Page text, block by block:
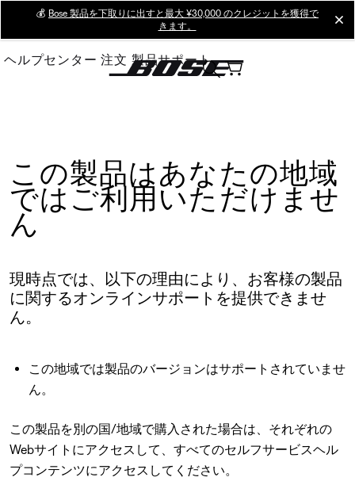
Main
💰 Bose 製品を下取りに出すと最大 ¥30,000 のクレジットを獲得で
きます。
ヘルプセンター 注文 製品サポート
この製品はあなたの地域
ではご利用いただけませ
ん
現時点では、以下の理由により、お客様の製品
に関するオンラインサポートを提供できませ
ん。
この地域では製品のバージョンはサポートされていませ
ん。
この製品を別の国/地域で購入された場合は、それぞれの
Webサイトにアクセスして、すべてのセルフサービスヘル
プコンテンツにアクセスしてください。